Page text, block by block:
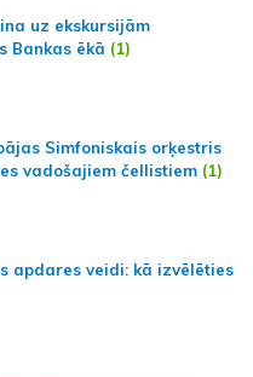
uz ekskursijām
Bankas ēkā (1)
Simfoniskais orķestris
vadošajiem čellistiem (1)
apdares veidi: kā izvēlēties